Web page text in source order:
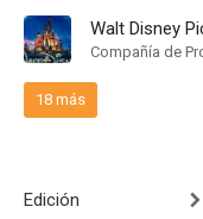
18 más
Edición